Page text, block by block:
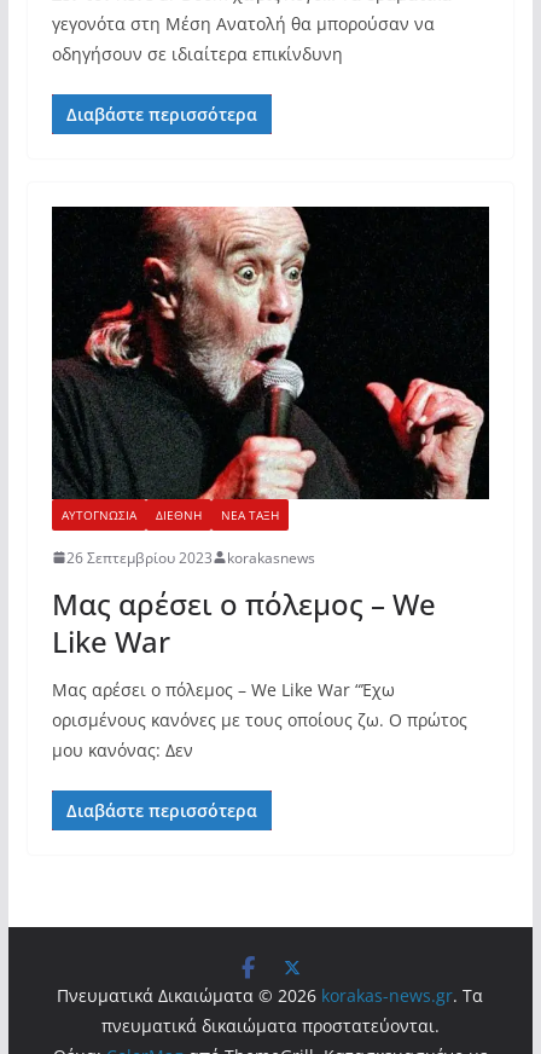
γεγονότα στη Μέση Ανατολή θα μπορούσαν να
οδηγήσουν σε ιδιαίτερα επικίνδυνη
Διαβάστε περισσότερα
ΑΥΤΟΓΝΩΣΙΑ ΔΙΕΘΝΗ ΝΕΑ ΤΑΞΗ
26 Σεπτεμβρίου 2023 korakasnews
Μας αρέσει ο πόλεμος – We
Like War
Μας αρέσει ο πόλεμος – We Like War “Έχω
ορισμένους κανόνες με τους οποίους ζω. Ο πρώτος
μου κανόνας: Δεν
Διαβάστε περισσότερα
Πνευματικά Δικαιώματα © 2026 korakas-news.gr. Τα
πνευματικά δικαιώματα προστατεύονται.